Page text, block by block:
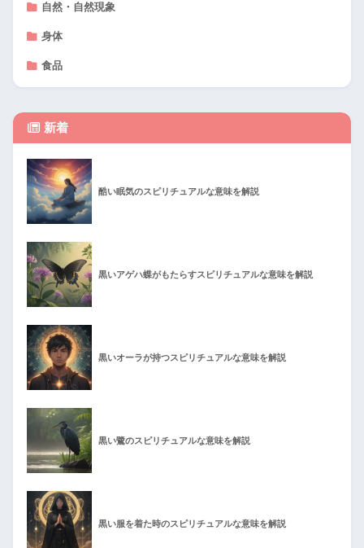
自然・自然現象
身体
食品
新着
酷い眠気のスピリチュアルな意味を解説
黒いアゲハ蝶がもたらすスピリチュアルな意味を解説
黒いオーラが持つスピリチュアルな意味を解説
黒い鷺のスピリチュアルな意味を解説
黒い服を着た時のスピリチュアルな意味を解説